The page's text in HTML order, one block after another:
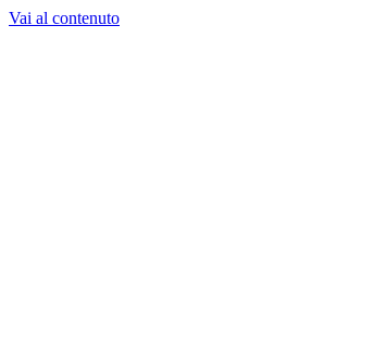
Vai al contenuto